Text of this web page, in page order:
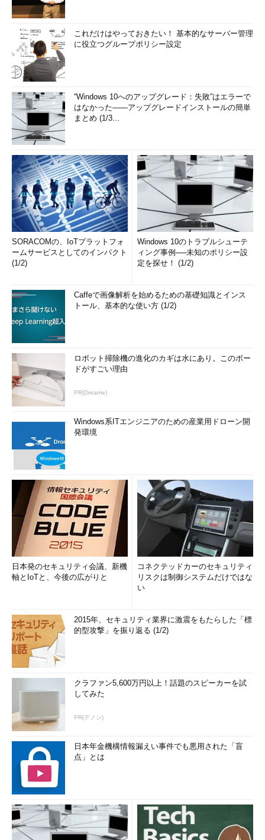
これだけはやっておきたい！ 基本的なサーバー管理
に役立つグループポリシー設定
“Windows 10へのアップグレード：失敗”はエラーで
はなかった――アップグレードインストールの簡単
まとめ (1/3...
SORACOMの、IoTプラットフォ
ームサービスとしてのインパクト
(1/2)
Windows 10のトラブルシューテ
ィング事例──未知のポリシー設
定を探せ！ (1/2)
Caffeで画像解析を始めるための基礎知識とインス
トール、基本的な使い方 (1/2)
ロボット掃除機の進化のカギは水にあり。このボー
ドがすごい理由
PR(Dreame)
Windows系ITエンジニアのための産業用ドローン開
発環境
日本発のセキュリティ会議、新機
軸とIoTと、今後の広がりと
コネクテッドカーのセキュリティ
リスクは制御システムだけではな
い
2015年、セキュリティ業界に激震をもたらした「標
的型攻撃」を振り返る (1/2)
クラファン5,600万円以上！話題のスピーカーを試
してみた
PR(デノン)
日本年金機構情報漏えい事件でも悪用された「盲
点」とは